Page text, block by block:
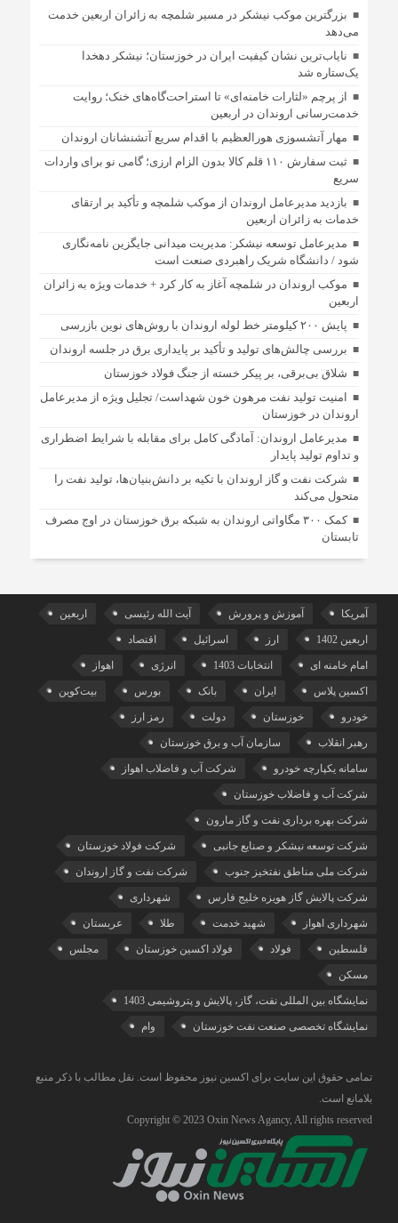
بزرگترین موکب نیشکر در مسیر شلمچه به زائران اربعین خدمت
می‌دهد
نایاب‌ترین نشان کیفیت ایران در خوزستان؛ نیشکر دهخدا
یک‌ستاره شد
از پرچم «لثارات خامنه‌ای» تا استراحت‌گاه‌های خنک؛ روایت
خدمت‌رسانی اروندان در اربعین
مهار آتشسوزی هورالعظیم با اقدام سریع آتشنشانان اروندان
ثبت سفارش ۱۱۰ قلم کالا بدون الزام ارزی؛ گامی نو برای واردات
سریع
بازدید مدیرعامل اروندان از موکب شلمچه و تأکید بر ارتقای
خدمات به زائران اربعین
مدیرعامل توسعه نیشکر: مدیریت میدانی جایگزین نامه‌نگاری
شود / دانشگاه شریک راهبردی صنعت است
موکب اروندان در شلمچه آغاز به کار کرد + خدمات ویژه به زائران
اربعین
پایش ۲۰۰ کیلومتر خط لوله اروندان با روش‌های نوین بازرسی
بررسی چالش‌های تولید و تأکید بر پایداری برق در جلسه اروندان
شلاق‌ بی‌برقی، بر پیکر خسته‌ از جنگ فولاد خوزستان
امنیت تولید نفت مرهون خون شهداست/ تجلیل ویژه از مدیرعامل
اروندان در خوزستان
مدیرعامل اروندان: آمادگی کامل برای مقابله با شرایط اضطراری
و تداوم تولید پایدار
شرکت نفت و گاز اروندان با تکیه بر دانش‌بنیان‌ها، تولید نفت را
متحول می‌کند
کمک ۳۰۰ مگاواتی اروندان به شبکه برق خوزستان در اوج مصرف
تابستان
آمریکا آموزش و پرورش آیت الله رئیسی اربعین
اربعین 1402 ارز اسرائیل اقتصاد
امام خامنه ای انتخابات 1403 انرژی اهواز
اکسین پلاس ایران بانک بورس بیت‌کوین
خودرو خوزستان دولت رمز ارز
رهبر انقلاب سازمان آب و برق خوزستان
سامانه یکپارچه خودرو شرکت آب و فاضلاب اهواز
شرکت آب و فاضلاب خوزستان
شرکت بهره برداری نفت و گاز مارون
شرکت توسعه نیشکر و صنایع جانبی شرکت فولاد خوزستان
شرکت ملی مناطق نفتخیز جنوب شرکت نفت و گاز اروندان
شرکت پالایش گاز هویزه خلیج‌ فارس شهرداری
شهرداری اهواز شهید خدمت طلا عربستان
فلسطین فولاد فولاد اکسین خوزستان مجلس
مسکن
نمایشگاه بین المللی نفت، گاز، پالایش و پتروشیمی 1403
نمایشگاه تخصصی صنعت نفت خوزستان وام
تمامی حقوق این سایت برای اکسین نیوز محفوظ است. نقل مطالب با ذکر منبع
بلامانع است.
Copyright © 2023 Oxin News Agancy, All rights reserved